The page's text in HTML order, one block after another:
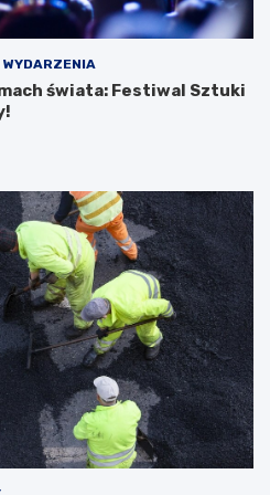
WYDARZENIA
świata: Festiwal Sztuki